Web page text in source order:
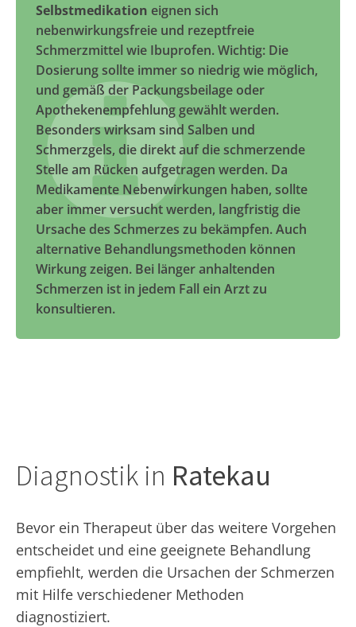
Selbstmedikation eignen sich
nebenwirkungsfreie und rezeptfreie
Schmerzmittel wie Ibuprofen. Wichtig: Die
Dosierung sollte immer so niedrig wie möglich,
und gemäß der Packungsbeilage oder
Apothekenempfehlung gewählt werden.
Besonders wirksam sind Salben und
Schmerzgels, die direkt auf die schmerzende
Stelle am Rücken aufgetragen werden. Da
Medikamente Nebenwirkungen haben, sollte
aber immer versucht werden, langfristig die
Ursache des Schmerzes zu bekämpfen. Auch
alternative Behandlungsmethoden können
Wirkung zeigen. Bei länger anhaltenden
Schmerzen ist in jedem Fall ein Arzt zu
konsultieren.
Diagnostik in Ratekau
Bevor ein Therapeut über das weitere Vorgehen
entscheidet und eine geeignete Behandlung
empfiehlt, werden die Ursachen der Schmerzen
mit Hilfe verschiedener Methoden
diagnostiziert.